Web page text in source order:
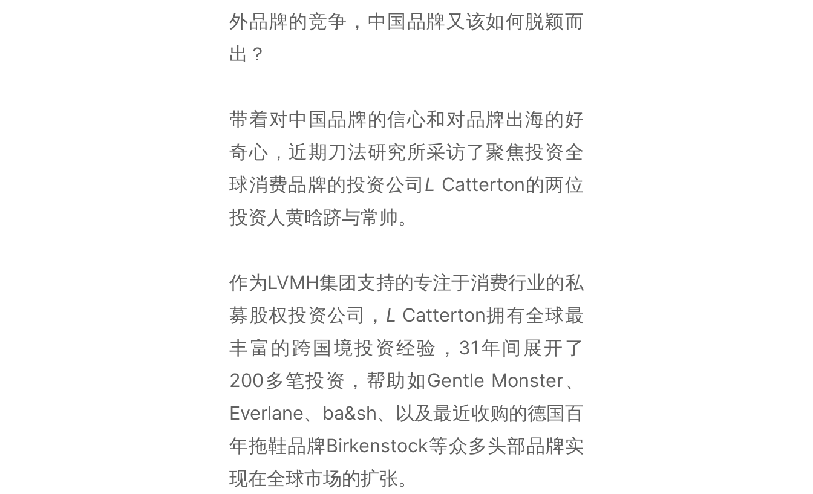
外品牌的竞争，中国品牌又该如何脱颖而
出？
带着对中国品牌的信心和对品牌出海的好
奇心，近期刀法研究所采访了聚焦投资全
球消费品牌的投资公司L Catterton的两位
投资人黄晗跻与常帅。
作为LVMH集团支持的专注于消费行业的私
募股权投资公司， L Catterton拥有全球最
丰富的跨国境投资经验，31年间展开了
200多笔投资，帮助如Gentle Monster、
Everlane、ba&sh、以及最近收购的德国百
年拖鞋品牌Birkenstock等众多头部品牌实
现在全球市场的扩张。